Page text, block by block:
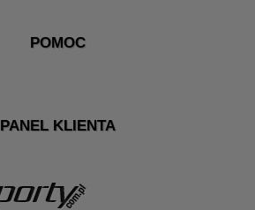
POMOC
PANEL KLIENTA